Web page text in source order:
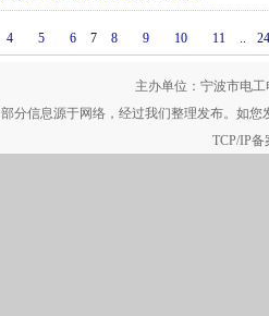
4 5 6 7 8 9 10 11 .. 24
主办单位：宁波市电工
部分信息源于网络，经过我们整理发布。如
TCP/IP备